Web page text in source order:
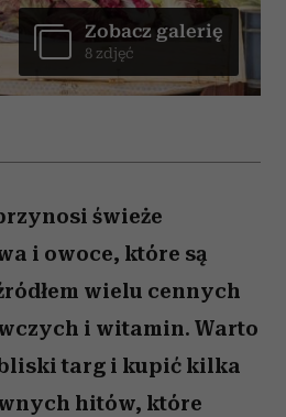
Zobacz galerię
8 zdjęć
świeże
i owoce, które są
wielu cennych
i witamin. Warto
targ i kupić kilka
hitów, które